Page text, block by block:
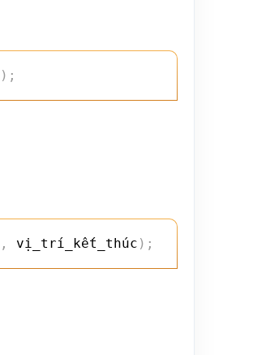
) ;
, vị_trí_kết_thúc ) ;